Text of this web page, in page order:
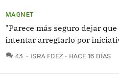
MAGNET
"Parece más seguro dejar
intentar arreglarlo por
43 COMENTARIOS
ISRA FDEZ HACE 16 DÍAS